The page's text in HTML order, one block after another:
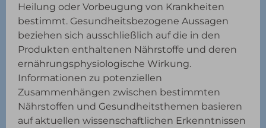
Heilung oder Vorbeugung von Krankheiten
bestimmt. Gesundheitsbezogene Aussagen
beziehen sich ausschließlich auf die in den
Produkten enthaltenen Nährstoffe und deren
ernährungsphysiologische Wirkung.
Informationen zu potenziellen
Zusammenhängen zwischen bestimmten
Nährstoffen und Gesundheitsthemen basieren
auf aktuellen wissenschaftlichen Erkenntnissen